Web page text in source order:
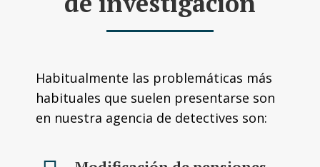
Habitualmente las problemáticas más
habituales que suelen presentarse son
en nuestra agencia de detectives son: